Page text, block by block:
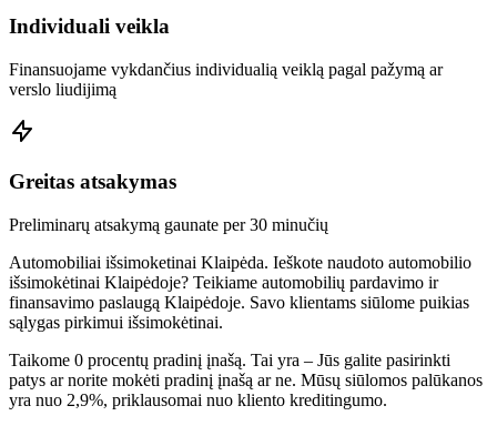
Individuali veikla
Finansuojame vykdančius individualią veiklą pagal pažymą ar
verslo liudijimą
Greitas atsakymas
Preliminarų atsakymą gaunate per 30 minučių
Automobiliai išsimoketinai Klaipėda. Ieškote naudoto automobilio
išsimokėtinai Klaipėdoje? Teikiame automobilių pardavimo ir
finansavimo paslaugą Klaipėdoje. Savo klientams siūlome puikias
sąlygas pirkimui išsimokėtinai.
Taikome 0 procentų pradinį įnašą. Tai yra – Jūs galite pasirinkti
patys ar norite mokėti pradinį įnašą ar ne. Mūsų siūlomos palūkanos
yra nuo 2,9%, priklausomai nuo kliento kreditingumo.